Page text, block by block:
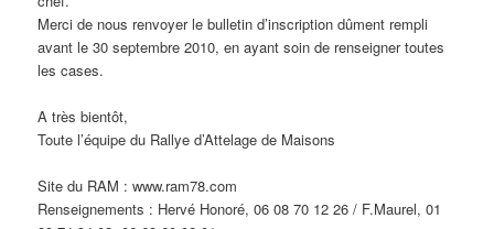
Merci de nous renvoyer le bulletin d’inscription dûment rempli
avant le 30 septembre 2010, en ayant soin de renseigner toutes
les cases.
A très bientôt,
Toute l’équipe du Rallye d’Attelage de Maisons
Site du RAM : www.ram78.com
Renseignements : Hervé Honoré, 06 08 70 12 26 / F.Maurel, 01